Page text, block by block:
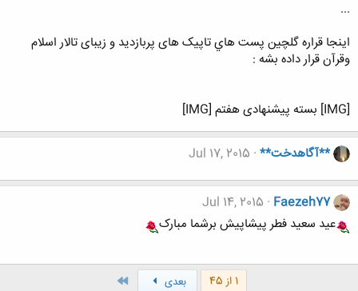
...
اينجا قراره گلچين پست هاي تاپیک های پربازدید و زیبای تالار اسلام
وقرآن قرار داده بشه :
[IMG] بسته پیشنهادی هفتم [IMG]
**آگاهدخت** Jul 17, 2015
Faezeh77
Jul 14, 2015
عید سعید فطر پیشاپیش برشما مبارک
1 از 45 بعدی